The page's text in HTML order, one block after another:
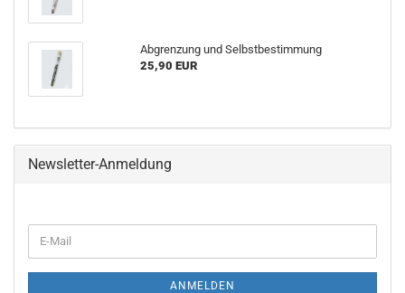
Abgrenzung und Selbstbestimmung
25,90 EUR
Newsletter-Anmeldung
ANMELDEN